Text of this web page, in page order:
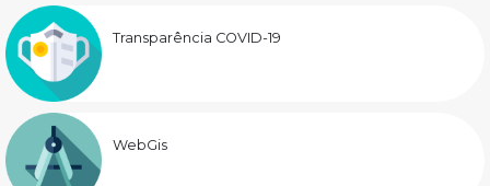
Transparência COVID-19
WebGis